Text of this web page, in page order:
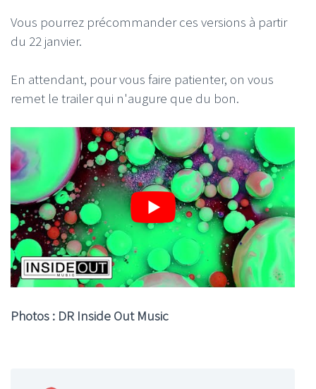
Vous pourrez précommander ces versions à partir
du 22 janvier.
En attendant, pour vous faire patienter, on vous
remet le trailer qui n'augure que du bon.
Photos : DR Inside Out Music